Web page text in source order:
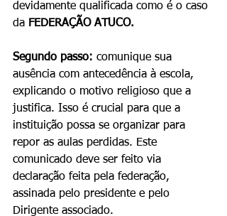
devidamente qualificada como é o caso
da FEDERAÇÃO ATUCO.
Segundo passo: comunique sua
ausência com antecedência à escola,
explicando o motivo religioso que a
justifica. Isso é crucial para que a
instituição possa se organizar para
repor as aulas perdidas. Este
comunicado deve ser feito via
declaração feita pela federação,
assinada pelo presidente e pelo
Dirigente associado.